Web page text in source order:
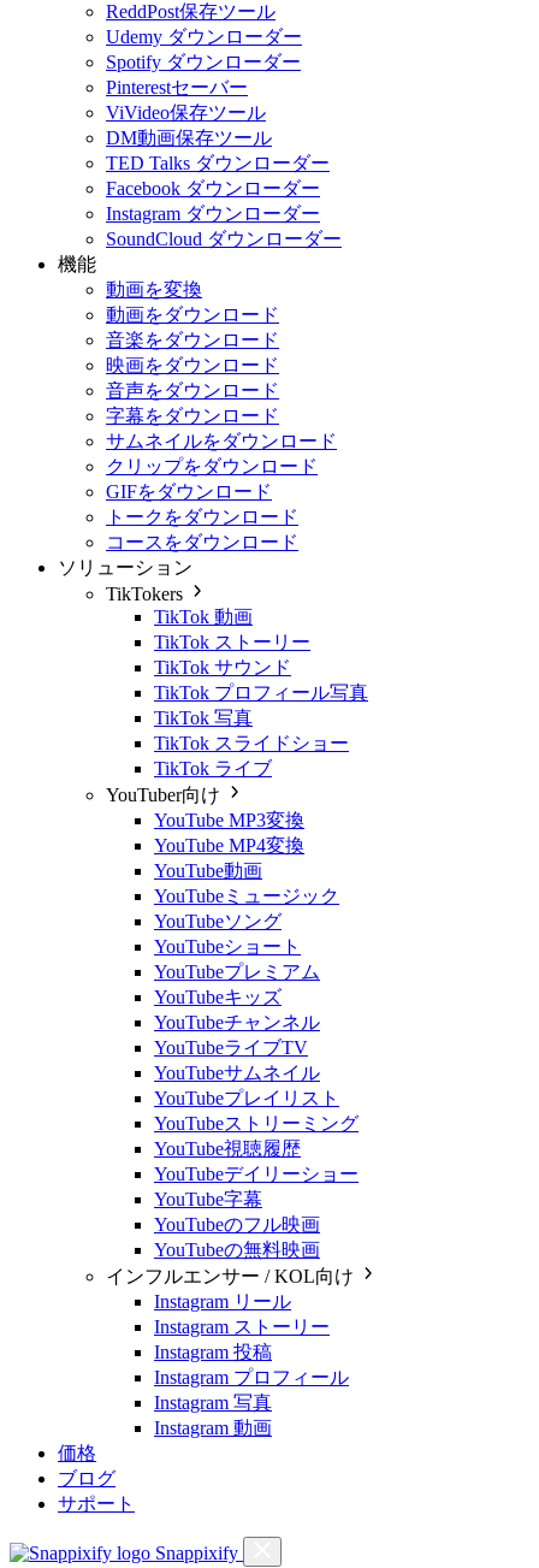
ReddPost保存ツール
Udemy ダウンローダー
Spotify ダウンローダー
Pinterestセーバー
ViVideo保存ツール
DM動画保存ツール
TED Talks ダウンローダー
Facebook ダウンローダー
Instagram ダウンローダー
SoundCloud ダウンローダー
機能
動画を変換
動画をダウンロード
音楽をダウンロード
映画をダウンロード
音声をダウンロード
字幕をダウンロード
サムネイルをダウンロード
クリップをダウンロード
GIFをダウンロード
トークをダウンロード
コースをダウンロード
ソリューション
TikTokers
TikTok 動画
TikTok ストーリー
TikTok サウンド
TikTok プロフィール写真
TikTok 写真
TikTok スライドショー
TikTok ライブ
YouTuber向け
YouTube MP3変換
YouTube MP4変換
YouTube動画
YouTubeミュージック
YouTubeソング
YouTubeショート
YouTubeプレミアム
YouTubeキッズ
YouTubeチャンネル
YouTubeライブTV
YouTubeサムネイル
YouTubeプレイリスト
YouTubeストリーミング
YouTube視聴履歴
YouTubeデイリーショー
YouTube字幕
YouTubeのフル映画
YouTubeの無料映画
インフルエンサー / KOL向け
Instagram リール
Instagram ストーリー
Instagram 投稿
Instagram プロフィール
Instagram 写真
Instagram 動画
価格
ブログ
サポート
Snappixify